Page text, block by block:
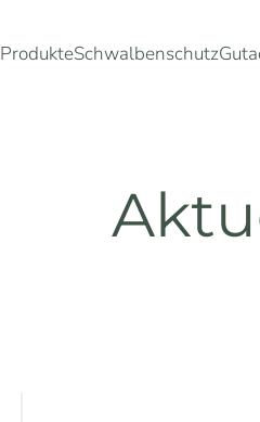
ProdukteSchwalbenschutz